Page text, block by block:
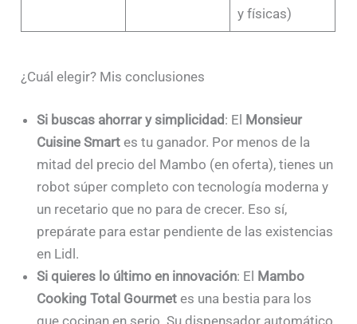
y físicas)
¿Cuál elegir? Mis conclusiones
Si buscas ahorrar y simplicidad: El Monsieur
Cuisine Smart es tu ganador. Por menos de la
mitad del precio del Mambo (en oferta), tienes un
robot súper completo con tecnología moderna y
un recetario que no para de crecer. Eso sí,
prepárate para estar pendiente de las existencias
en Lidl.
Si quieres lo último en innovación: El Mambo
Cooking Total Gourmet es una bestia para los
que cocinan en serio. Su dispensador automático